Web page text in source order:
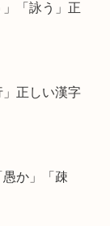
「詠う」正
正しい漢字
か」「疎